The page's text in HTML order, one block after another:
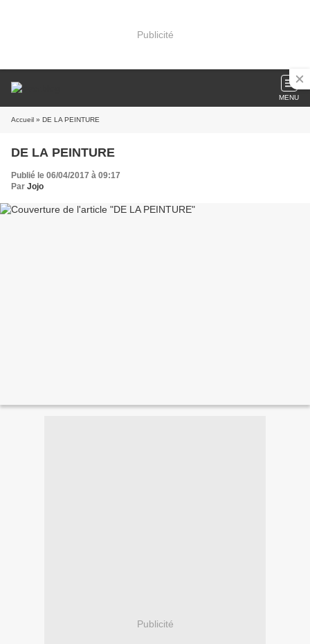
Publicité
MENU
Accueil » DE LA PEINTURE
DE LA PEINTURE
Publié le 06/04/2017 à 09:17
Par Jojo
Publicité